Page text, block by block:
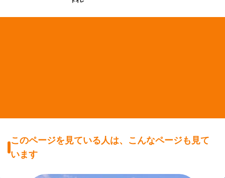
このページを見ている人は、こんなページも見て
います